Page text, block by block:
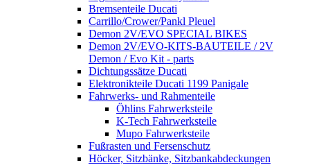
Bremsenteile Ducati
Carrillo/Crower/Pankl Pleuel
Demon 2V/EVO SPECIAL BIKES
Demon 2V/EVO-KITS-BAUTEILE / 2V
Demon / Evo Kit - parts
Dichtungssätze Ducati
Elektronikteile Ducati 1199 Panigale
Fahrwerks- und Rahmenteile
Öhlins Fahrwerksteile
K-Tech Fahrwerksteile
Mupo Fahrwerksteile
Fußrasten und Fersenschutz
Höcker, Sitzbänke, Sitzbankabdeckungen